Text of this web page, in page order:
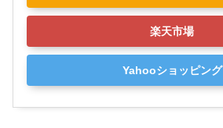
楽天市場
Yahooショッピング